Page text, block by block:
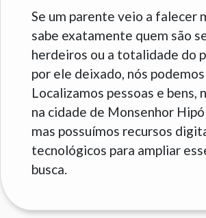
Se um parente veio a falecer
sabe exatamente quem são
herdeiros ou a totalidade do
por ele deixado, nós
Localizamos pessoas e bens,
na cidade de Monsenhor
mas possuímos recursos
tecnológicos para ampliar
busca.